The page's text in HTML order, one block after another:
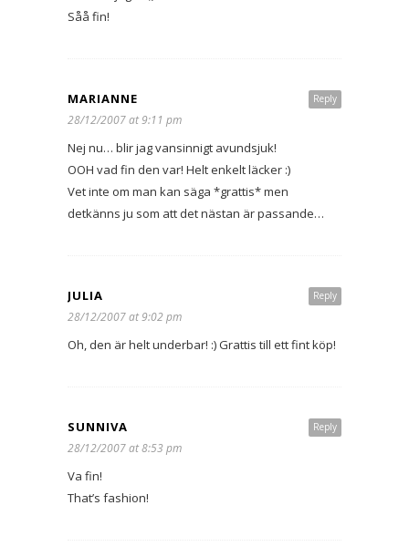
Såå fin!
Reply
MARIANNE
28/12/2007 at 9:11 pm
Nej nu… blir jag vansinnigt avundsjuk!
OOH vad fin den var! Helt enkelt läcker :)
Vet inte om man kan säga *grattis* men
detkänns ju som att det nästan är passande…
Reply
JULIA
28/12/2007 at 9:02 pm
Oh, den är helt underbar! :) Grattis till ett fint köp!
Reply
SUNNIVA
28/12/2007 at 8:53 pm
Va fin!
That’s fashion!